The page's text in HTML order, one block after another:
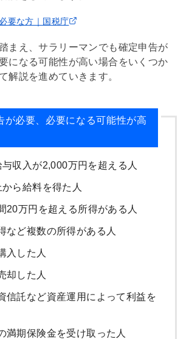
要な方｜国税庁
まえ、サラリーマンでも確定申告が
になる可能性が高い場合をいくつか
解説を進めていきます。
が必要、必要になる可能性が高
収入が2,000万円を超える人
ら給料を得た人
20万円を超える所得がある人
など複数の所得がある人
入した人
却した人
信託など資産運用によって利益を
満期保険金を受け取った人